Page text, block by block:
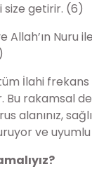
size getirir. (6)
Allah’ın Nuru
İlahi
Bu rakamsal
alanınız,
ve